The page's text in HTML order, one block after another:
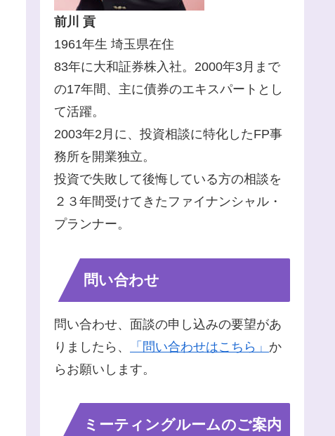
前川 貢
1961年生 埼玉県在住
83年に大和証券株入社。2000年3月まで
の17年間、主に債券のエキスパートとし
て活躍。
2003年2月に、投資相談に特化したFP事
務所を開業独立。
投資で失敗して後悔している方の相談を
２３年間受けてきたファイナンシャル・
プランナー。
問い合わせ
問い合わせ、面談の申し込みの要望があ
りましたら、
「問い合わせはこちら」 か
らお願いします。
ミーティングルームのご案内